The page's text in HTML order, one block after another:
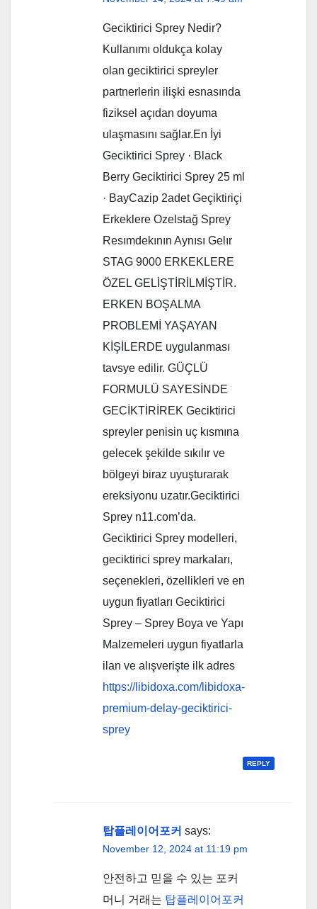
Geciktirici Sprey Nedir?
Kullanımı oldukça kolay
olan geciktirici spreyler
partnerlerin ilişki esnasında
fiziksel açıdan doyuma
ulaşmasını sağlar.En İyi
Geciktirici Sprey · Black
Berry Geciktirici Sprey 25 ml
· BayCazip 2adet Geçiktiriçi
Erkeklere Ozelstağ Sprey
Resımdekının Aynısı Gelır
STAG 9000 ERKEKLERE
ÖZEL GELİŞTİRİLMİŞTİR.
ERKEN BOŞALMA
PROBLEMİ YAŞAYAN
KİŞİLERDE uygulanması
tavsye edilir. GÜÇLÜ
FORMULÜ SAYESİNDE
GECİKTİRİREK Geciktirici
spreyler penisin uç kısmına
gelecek şekilde sıkılır ve
bölgeyi biraz uyuşturarak
ereksiyonu uzatır.Geciktirici
Sprey n11.com’da.
Geciktirici Sprey modelleri,
geciktirici sprey markaları,
seçenekleri, özellikleri ve en
uygun fiyatları Geciktirici
Sprey – Sprey Boya ve Yapı
Malzemeleri uygun fiyatlarla
ilan ve alışverişte ilk adres
https://libidoxa.com/libidoxa-
premium-delay-geciktirici-
sprey
REPLY
탑플레이어포커 says:
November 12, 2024 at 11:19 pm
안전하고 믿을 수 있는 포커
머니 거래는 탑플레이어포커